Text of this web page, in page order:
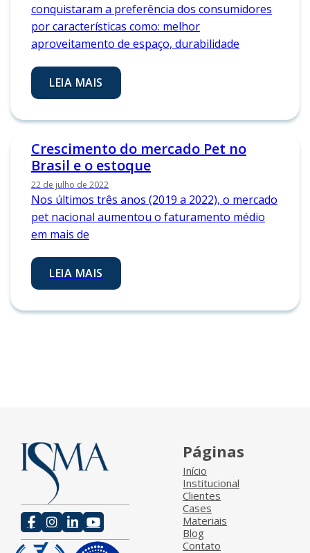
conquistaram a preferência dos consumidores
por características como: melhor
aproveitamento de espaço, durabilidade
LEIA MAIS
Crescimento do mercado Pet no
Brasil e o estoque
22 de julho de 2022
Nos últimos três anos (2019 a 2022), o mercado
pet nacional aumentou o faturamento médio
em mais de
LEIA MAIS
Páginas
Início
Institucional
Clientes
Cases
Materiais
Blog
Contato